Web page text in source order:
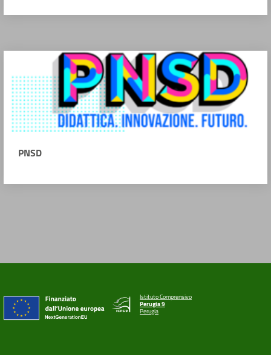
PNSD
Istituto Comprensivo
Perugia 9
Perugia